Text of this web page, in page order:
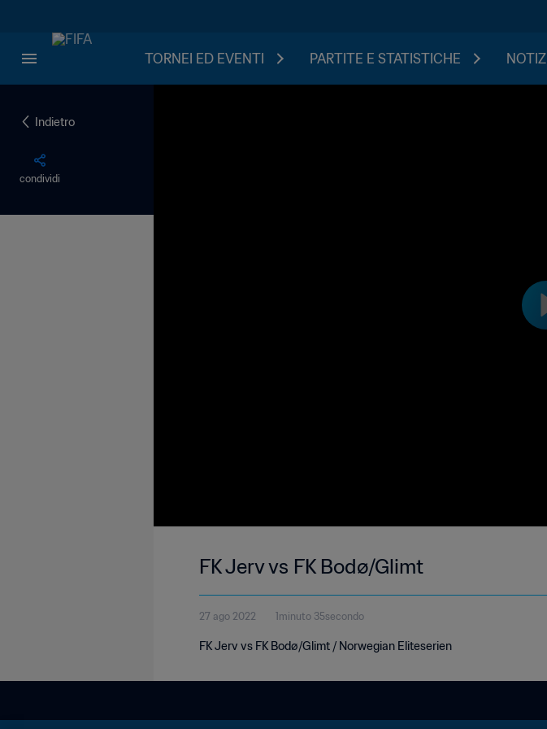
TORNEI ED EVENTI PARTITE E STATISTICHE
Indietro
condividi
FK Jerv vs FK Bodø/Glimt
27 ago 2022 1minuto 35secondo
FK Jerv vs FK Bodø/Glimt / Norwegian Eliteserien